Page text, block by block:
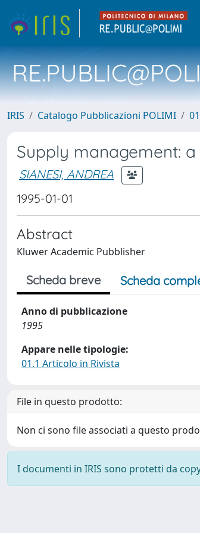
IRIS Catalogo Pubblicazioni POLIMI
Supply management:
SIANESI, ANDREA
1995-01-01
Abstract
Kluwer Academic Pubblisher
Scheda breve Scheda
Anno di pubblicazione
1995
Appare nelle tipologie:
01.1 Articolo in Rivista
File in questo prodotto:
Non ci sono file associati a questo
I documenti in IRIS sono protetti da